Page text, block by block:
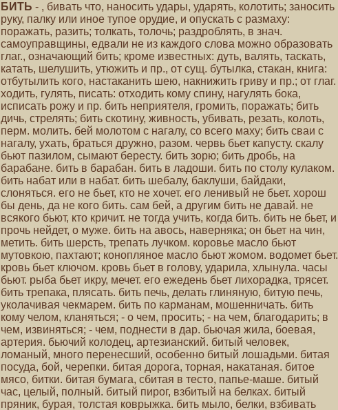
БИТЬ - , бивать что, наносить удары, ударять, колотить; заносить
руку, палку или иное тупое орудие, и опускать с размаху:
поражать, разить; толкать, толочь; раздроблять, в знач.
самоуправщины, едвали не из каждого слова можно образовать
глаг., означающий бить; кроме известных: дуть, валять, таскать,
катать, шелушить, утюжить и пр., от сущ. бутылка, стакан, книга:
отбутылить кого, настаканить шею, накнижить гриву и пр.; от глаг.
ходить, гулять, писать: отходить кому спину, нагулять бока,
исписать рожу и пр. бить неприятеля, громить, поражать; бить
дичь, стрелять; бить скотину, живность, убивать, резать, колоть,
перм. молить. бей молотом с нагалу, со всего маху; бить сваи с
нагалу, ухать, браться дружно, разом. червь бьет капусту. скалу
бьют пазилом, сымают бересту. бить зорю; бить дробь, на
барабане. бить в барабан. бить в ладоши. бить по столу кулаком.
бить набат или в набат. бить шебалу, баклуши, байдаки,
слоняться. его не бьет, кто не хочет. его ленивый не бьет. хорош
бы день, да не кого бить. сам бей, а другим бить не давай. не
всякого бьют, кто кричит. не тогда учить, когда бить. бить не бьет, и
прочь нейдет, о муже. бить на авось, наверняка; он бьет на чин,
метить. бить шерсть, трепать лучком. коровье масло бьют
мутовкою, пахтают; конопляное масло бьют жомом. водомет бьет.
кровь бьет ключом. кровь бьет в голову, ударила, хлынула. часы
бьют. рыба бьет икру, мечет. его ежедень бьет лихорадка, трясет.
бить трепака, плясать. бить печь, делать глиняную, битую печь,
уколачивая чекмарем. бить по карманам, мошенничать. бить
кому челом, кланяться; - о чем, просить; - на чем, благодарить; в
чем, извиняться; - чем, поднести в дар. бьючая жила, боевая,
артерия. бьючий колодец, артезианский. битый человек,
ломаный, много перенесший, особенно битый лошадьми. битая
посуда, бой, черепки. битая дорога, торная, накатаная. битое
мясо, битки. битая бумага, сбитая в тесто, папье-маше. битый
час, целый, полный. битый пирог, взбитый на белках. битый
пряник, бурая, толстая коврыжка. бить мыло, белки, взбивать